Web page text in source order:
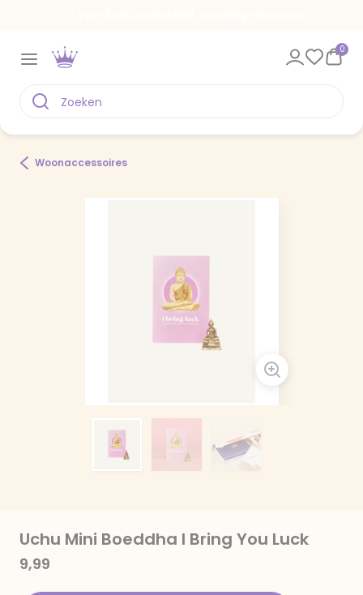
0
Woonaccessoires
Uchu Mini Boeddha I Bring You Luck
9,99